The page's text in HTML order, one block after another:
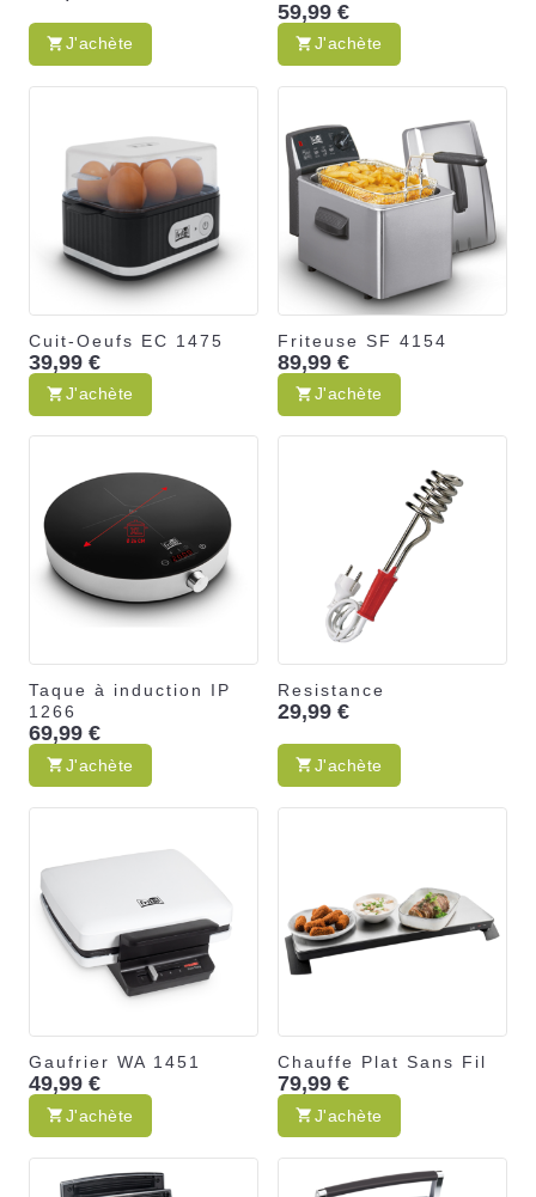
J'achète
59,99 €
J'achète
Cuit-Oeufs EC 1475
39,99 €
J'achète
Friteuse SF 4154
89,99 €
J'achète
Taque à induction IP
1266
69,99 €
J'achète
Resistance
29,99 €
J'achète
Gaufrier WA 1451
49,99 €
J'achète
Chauffe Plat Sans Fil
79,99 €
J'achète